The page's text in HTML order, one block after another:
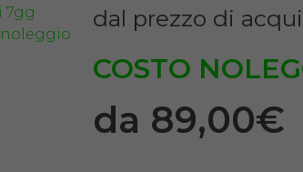
dal prezzo di
COSTO
da 89,00€